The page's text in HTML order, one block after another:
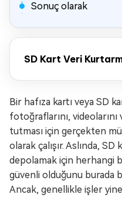
Sonuç olarak
SD Kart Veri
Bir hafıza kartı veya SD
fotoğraflarını,
tutması için gerçekten
olarak çalışır. Aslında,
depolamak için herhangi
güvenli olduğunu burada
Ancak, genellikle işler